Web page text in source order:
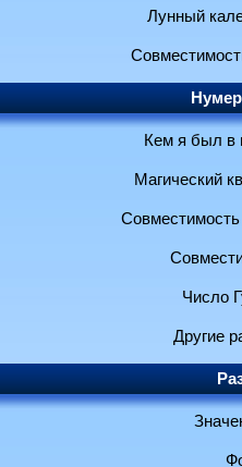
Лунный
Кем я был в
Магический
Число
Другие